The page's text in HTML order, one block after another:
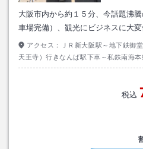
大阪市内から約１５分、今話題沸
車場完備）、観光にビジネスに大変
アクセス：
ＪＲ新大阪駅～地下鉄御
天王寺）行きなんば駅下車～私鉄南海
（約１５分）堺駅下車東出口～徒歩（
税込